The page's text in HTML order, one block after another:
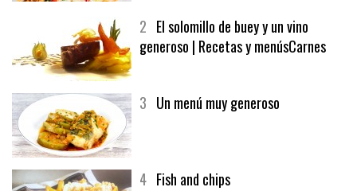
2 El solomillo de buey y un vino
generoso | Recetas y menúsCarnes
3 Un menú muy generoso
4 Fish and chips